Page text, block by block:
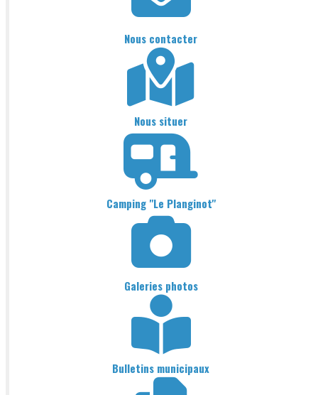
Nous contacter
Nous situer
Camping "Le Planginot"
Galeries photos
Bulletins municipaux